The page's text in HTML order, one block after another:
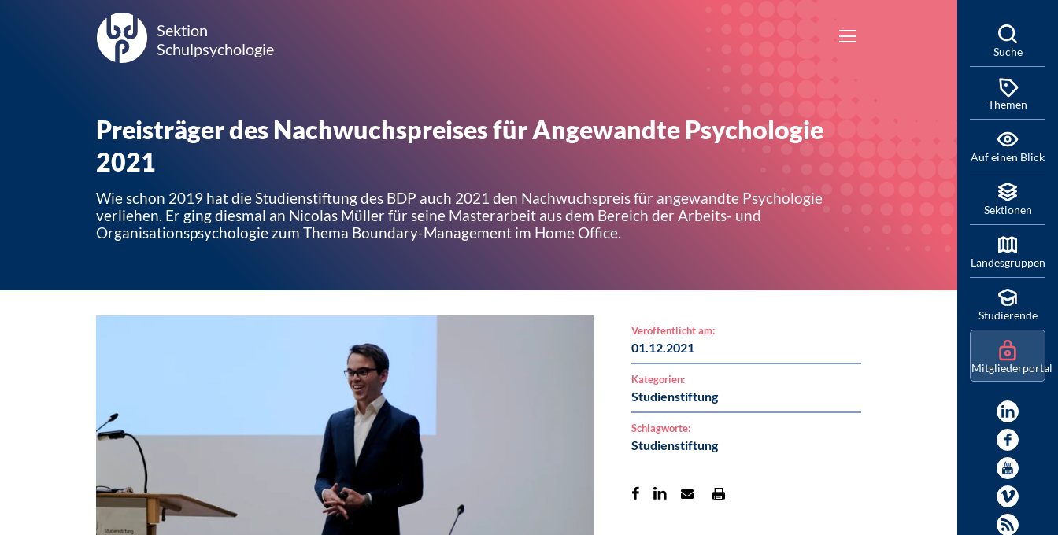
Sektion
Schulpsychologie
Preisträger des Nachwuchspreises für Angewandte Psychologie
2021
Wie schon 2019 hat die Studienstiftung des BDP auch 2021 den Nachwuchspreis für angewandte Psychologie
verliehen. Er ging diesmal an Nicolas Müller für seine Masterarbeit aus dem Bereich der Arbeits- und
Organisationspsychologie zum Thema Boundary-Management im Home Office.
Veröffentlicht am:
01.12.2021
Kategorien:
Studienstiftung
Schlagworte:
Studienstiftung
Suche
Themen
Auf einen Blick
Sektionen
Landesgruppen
Studierende
Mitgliederportal